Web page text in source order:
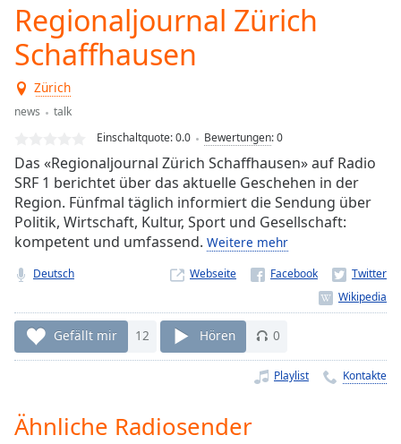
Duration
Loaded
0.00%
Stream
TypeLIVE
currently
behind
live
LIVE
Remaining
Time-
Playback
Rate
Chapters
Descriptions
Regionaljournal Zürich
Schaffhausen
Zürich
news
talk
Einschaltquote:0.0 Bewertungen:0
Das «Regionaljournal Zürich Schaffhausen» auf Radio
SRF 1 berichtet über das aktuelle Geschehen in der
Region. Fünfmal täglich informiert die Sendung über
Politik, Wirtschaft, Kultur, Sport und Gesellschaft:
kompetent und umfassend. Weitere mehr
Deutsch Webseite
Gefällt mir 12 Hören 0
Playlist Kontakte
Ähnliche Radiosender